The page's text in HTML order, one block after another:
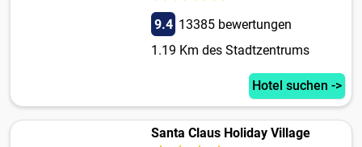
9.4 13385 bewertungen
1.19 Km des Stadtzentrums
Hotel suchen ->
Santa Claus Holiday Village